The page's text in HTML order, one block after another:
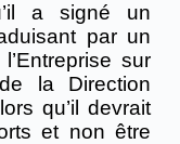
a signé un
par un
sur
la Direction
qu’il devrait
et non être